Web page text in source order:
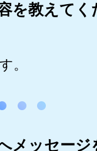
を教えてく
。
メッセージ